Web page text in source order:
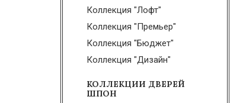
Коллекция "Лофт"
Коллекция "Премьер"
Коллекция "Бюджет"
Коллекция "Дизайн"
КОЛЛЕКЦИИ ДВЕРЕЙ
ШПОН